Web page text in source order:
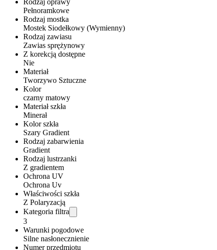
Rodzaj oprawy
Pełnoramkowe
Rodzaj mostka
Mostek Siodełkowy (Wymienny)
Rodzaj zawiasu
Zawias sprężynowy
Z korekcją dostępne
Nie
Materiał
Tworzywo Sztuczne
Kolor
czarny matowy
Materiał szkła
Minerał
Kolor szkła
Szary Gradient
Rodzaj zabarwienia
Gradient
Rodzaj lustrzanki
Z gradientem
Ochrona UV
Ochrona Uv
Właściwości szkła
Z Polaryzacją
Kategoria filtra
3
Warunki pogodowe
Silne nasłonecznienie
Numer przedmiotu